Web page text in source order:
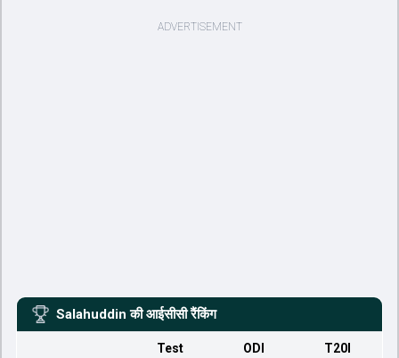
Salahuddin की आईसीसी रैंकिंग
Test ODI T20I